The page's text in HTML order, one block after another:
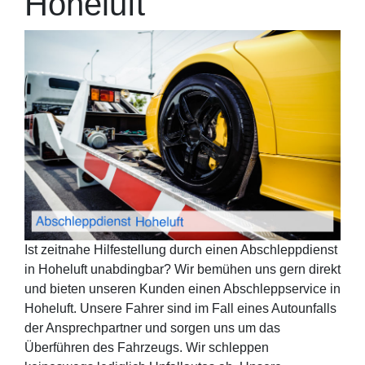
Ist zeitnahe Hilfestellung durch einen Abschleppdienst
in Hoheluft unabdingbar? Wir bemühen uns gern direkt
und bieten unseren Kunden einen Abschleppservice in
Hoheluft. Unsere Fahrer sind im Fall eines Autounfalls
der Ansprechpartner und sorgen uns um das
Überführen des Fahrzeugs. Wir schleppen